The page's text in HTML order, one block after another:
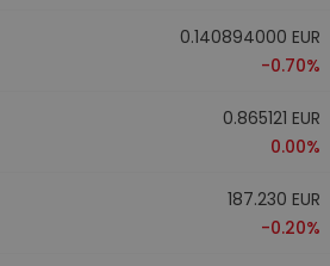
0.140894000 EUR
-0.70%
0.865121 EUR
0.00%
187.230 EUR
-0.20%